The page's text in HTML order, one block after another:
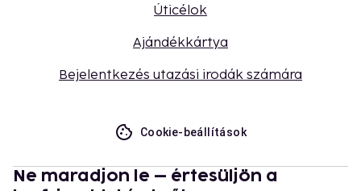
Úticélok
Ajándékkártya
Bejelentkezés utazási irodák számára
Cookie-beállítások
Ne maradjon le – értesüljön a